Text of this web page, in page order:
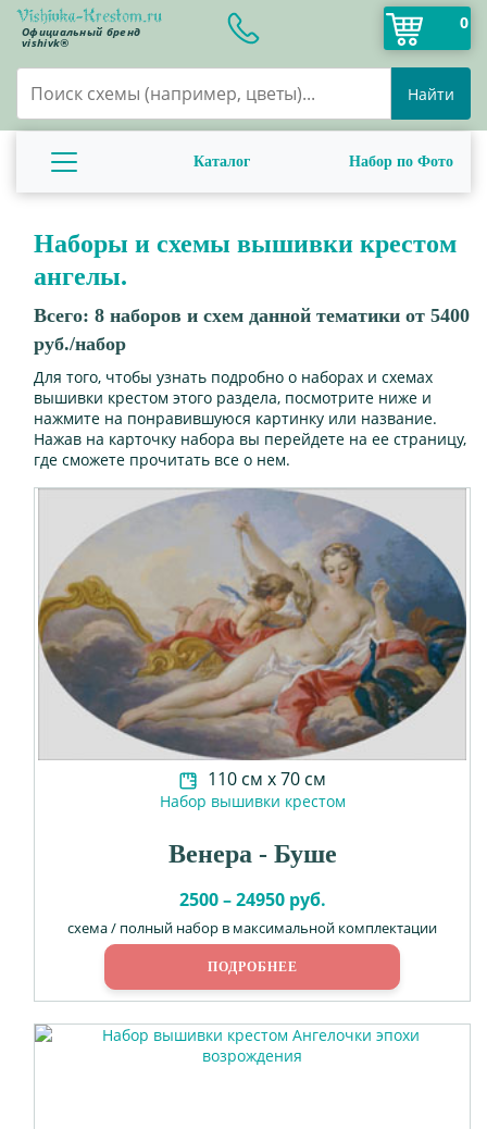
Официальный бренд
vishivk®
0
Найти
Каталог Набор по Фото
Наборы и схемы вышивки крестом
ангелы.
Всего: 8 наборов и схем данной тематики от 5400
руб./набор
Для того, чтобы узнать подробно о наборах и схемах
вышивки крестом этого раздела, посмотрите ниже и
нажмите на понравившуюся картинку или название.
Нажав на карточку набора вы перейдете на ее страницу,
где сможете прочитать все о нем.
110 см х 70 см
Набор вышивки крестом
Венера - Буше
2500 – 24950 руб.
схема / полный набор в максимальной комплектации
ПОДРОБНЕЕ